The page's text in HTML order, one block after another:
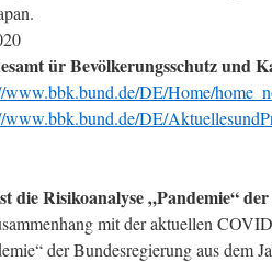
ür Bevölkerungsschutz und
www.bbk.bund.de/DE/Home/
www.bbk.bund.de/DE/
die Risikoanalyse „Pandemie“
mit der aktuellen
der Bundesregierung aus dem